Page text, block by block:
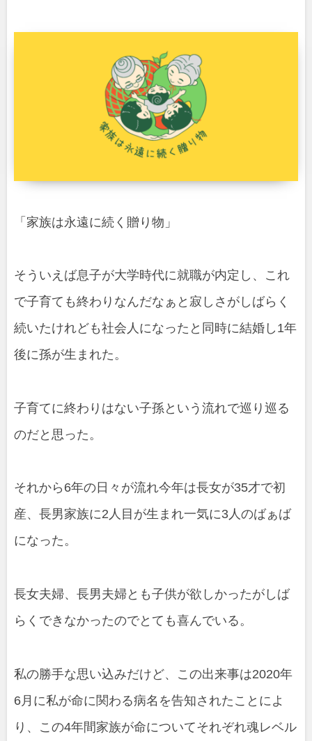
「家族は永遠に続く贈り物」
そういえば息子が大学時代に就職が内定し、これ
で子育ても終わりなんだなぁと寂しさがしばらく
続いたけれども社会人になったと同時に結婚し1年
後に孫が生まれた。
子育てに終わりはない子孫という流れで巡り巡る
のだと思った。
それから6年の日々が流れ今年は長女が35才で初
産、長男家族に2人目が生まれ一気に3人のばぁば
になった。
長女夫婦、長男夫婦とも子供が欲しかったがしば
らくできなかったのでとても喜んでいる。
私の勝手な思い込みだけど、この出来事は2020年
6月に私が命に関わる病名を告知されたことによ
り、この4年間家族が命についてそれぞれ魂レベル